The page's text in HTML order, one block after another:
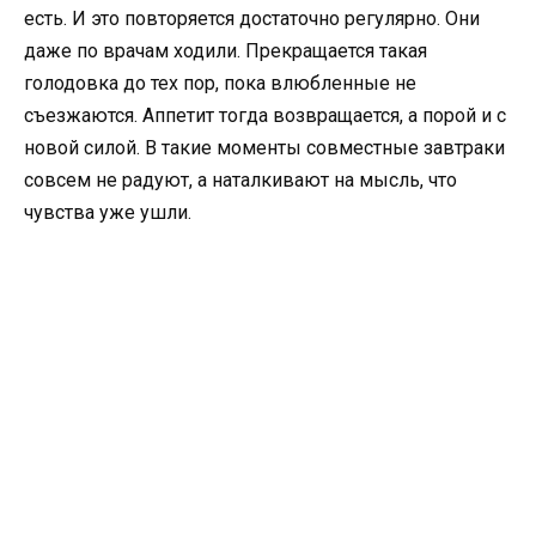
есть. И это повторяется достаточно регулярно. Они
даже по врачам ходили. Прекращается такая
голодовка до тех пор, пока влюбленные не
съезжаются. Аппетит тогда возвращается, а порой и с
новой силой. В такие моменты совместные завтраки
совсем не радуют, а наталкивают на мысль, что
чувства уже ушли.